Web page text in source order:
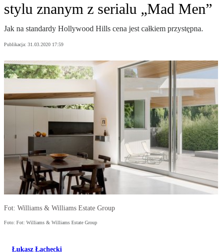
stylu znanym z serialu „Mad Men”
Jak na standardy Hollywood Hills cena jest całkiem przystępna.
Publikacja: 31.03.2020 17:59
Fot: Williams & Williams Estate Group
Foto: Fot: Williams & Williams Estate Group
Łukasz Łachecki